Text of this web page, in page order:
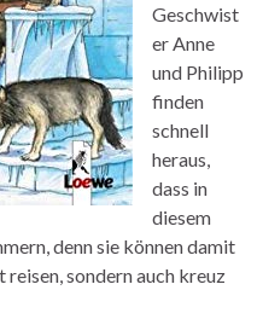
Geschwist
er Anne
und Philipp
finden
schnell
heraus,
dass in
diesem
denn sie können damit
sondern auch kreuz